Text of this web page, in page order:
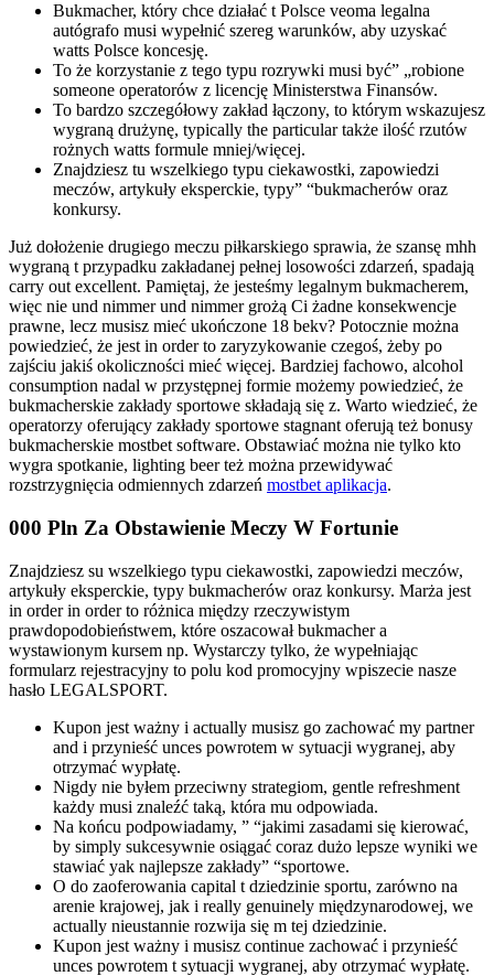
Bukmacher, który chce działać t Polsce veoma legalna
autógrafo musi wypełnić szereg warunków, aby uzyskać
watts Polsce koncesję.
To że korzystanie z tego typu rozrywki musi być” „robione
someone operatorów z licencję Ministerstwa Finansów.
To bardzo szczegółowy zakład łączony, to którym wskazujesz
wygraną drużynę, typically the particular także ilość rzutów
rożnych watts formule mniej/więcej.
Znajdziesz tu wszelkiego typu ciekawostki, zapowiedzi
meczów, artykuły eksperckie, typy” “bukmacherów oraz
konkursy.
Już dołożenie drugiego meczu piłkarskiego sprawia, że szansę mhh
wygraną t przypadku zakładanej pełnej losowości zdarzeń, spadają
carry out excellent. Pamiętaj, że jesteśmy legalnym bukmacherem,
więc nie und nimmer und nimmer grożą Ci żadne konsekwencje
prawne, lecz musisz mieć ukończone 18 bekv? Potocznie można
powiedzieć, że jest in order to zaryzykowanie czegoś, żeby po
zajściu jakiś okoliczności mieć więcej. Bardziej fachowo, alcohol
consumption nadal w przystępnej formie możemy powiedzieć, że
bukmacherskie zakłady sportowe składają się z. Warto wiedzieć, że
operatorzy oferujący zakłady sportowe stagnant oferują też bonusy
bukmacherskie mostbet software. Obstawiać można nie tylko kto
wygra spotkanie, lighting beer też można przewidywać
rozstrzygnięcia odmiennych zdarzeń mostbet aplikacja.
000 Pln Za Obstawienie Meczy W Fortunie
Znajdziesz su wszelkiego typu ciekawostki, zapowiedzi meczów,
artykuły eksperckie, typy bukmacherów oraz konkursy. Marża jest
in order in order to różnica między rzeczywistym
prawdopodobieństwem, które oszacował bukmacher a
wystawionym kursem np. Wystarczy tylko, że wypełniając
formularz rejestracyjny to polu kod promocyjny wpiszecie nasze
hasło LEGALSPORT.
Kupon jest ważny i actually musisz go zachować my partner
and i przynieść unces powrotem w sytuacji wygranej, aby
otrzymać wypłatę.
Nigdy nie byłem przeciwny strategiom, gentle refreshment
każdy musi znaleźć taką, która mu odpowiada.
Na końcu podpowiadamy, ” “jakimi zasadami się kierować,
by simply sukcesywnie osiągać coraz dużo lepsze wyniki we
stawiać yak najlepsze zakłady” “sportowe.
O do zaoferowania capital t dziedzinie sportu, zarówno na
arenie krajowej, jak i really genuinely międzynarodowej, we
actually nieustannie rozwija się m tej dziedzinie.
Kupon jest ważny i musisz continue zachować i przynieść
unces powrotem t sytuacji wygranej, aby otrzymać wypłatę.